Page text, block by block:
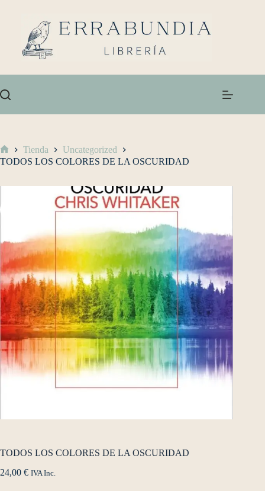
Tienda
Uncategorized
TODOS LOS COLORES DE LA OSCURIDAD
TODOS LOS COLORES DE LA OSCURIDAD
24,00 € IVA Inc.